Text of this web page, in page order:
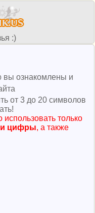
:)
вы ознакомлены и
от 3 до 20 символов
только
и цифры, а также